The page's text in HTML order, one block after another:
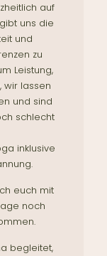
auf
uns die
und
zu
Leistung,
wir lassen
und sind
schlecht
inklusive
euch mit
noch
begleitet,